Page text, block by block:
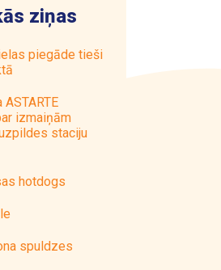
ziņas
piegāde tieši
ASTARTE
izmaiņām
staciju
hotdogs
spuldzes